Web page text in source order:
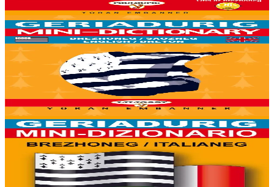
Er stok6,00 €
6 vloaz hag ouzhpenn
Yoran Embanner
Geriadurig brezhoneg-saozneg / saozneg-brezhoneg
8000 ger ha troidigezh & fonetik a ya d'ober ar geriadur chakod-
mañ. Kavout a reer e-barzh geriaoueg ar vuhez pemdez.
Er stok6,00 €
6 vloaz hag ouzhpenn
Yoran Embanner
Geriadurig brezhoneg-italianeg / italianeg-
brezhoneg